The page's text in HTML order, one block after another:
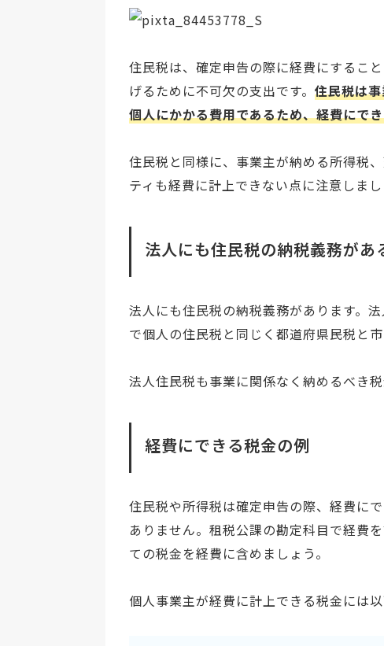
住民税は、確定申告の際に経費にするこ
げるために不可欠の支出です。 住民税は
個人にかかる費用であるため、経費にで
住民税と同様に、事業主が納める所得税
ティも経費に計上できない点に注意しまし
法人にも住民税の納税義務があ
法人にも住民税の納税義務があります。
で個人の住民税と同じく都道府県民税と
法人住民税も事業に関係なく納めるべき
経費にできる税金の例
住民税や所得税は確定申告の際、経費に
ありません。租税公課の勘定科目で経費
ての税金を経費に含めましょう。
個人事業主が経費に計上できる税金には以